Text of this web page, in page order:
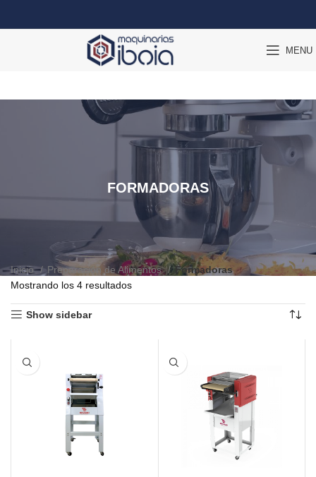
MENU
FORMADORAS
Inicio Preparación de Alimentos
Formadoras
Mostrando los 4 resultados
Show sidebar